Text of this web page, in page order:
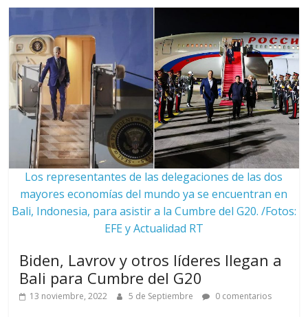
Los representantes de las delegaciones de las dos
mayores economías del mundo ya se encuentran en
Bali, Indonesia, para asistir a la Cumbre del G20. /Fotos:
EFE y Actualidad RT
Biden, Lavrov y otros líderes llegan a
Bali para Cumbre del G20
13 noviembre, 2022 5 de Septiembre 0 comentarios